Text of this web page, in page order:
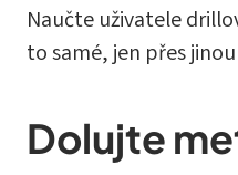
Naučte uživatele
to samé, jen přes
Dolujte